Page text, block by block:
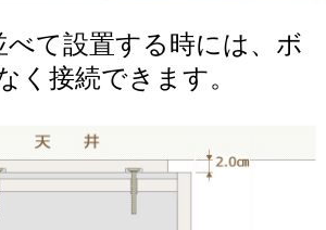
て設置する時には、ボ
く接続できます。